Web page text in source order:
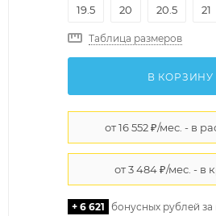
19.5 20 20.5 21
Таблица размеров
В КОРЗИНУ
+ 6 621 бонусных рублей за